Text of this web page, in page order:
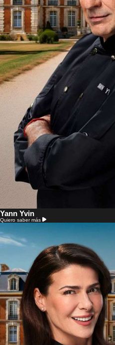
Yann Yvin
Quiero saber más